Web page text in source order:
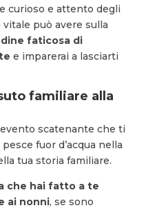
curioso e attento degli
può avere sulla
faticosa di
e imparerai a lasciarti
familiare alla
scatenante che ti
fuor d’acqua nella
tua storia familiare.
che hai fatto a te
ai nonni, se sono